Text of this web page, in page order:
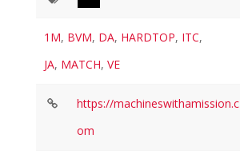
1M, BVM, DA, HARDTOP, ITC,
JA, MATCH,VE
https://machineswithamission.c
om